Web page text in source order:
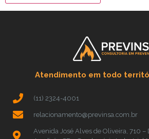
Atendimento em todo
(11) 2324-4001
relacionamento@previnsa.com.br
Avenida José Alves de Oliveira, 710